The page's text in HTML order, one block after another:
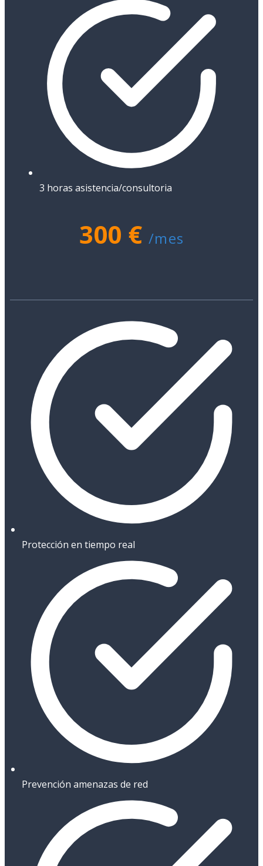
3 horas asistencia/consultoria
300 € /mes
Protección en tiempo real
Prevención amenazas de red